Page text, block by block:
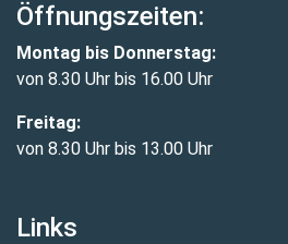
Öffnungszeiten:
Montag bis Donnerstag:
von 8.30 Uhr bis 16.00 Uhr
Freitag:
von 8.30 Uhr bis 13.00 Uhr
Links